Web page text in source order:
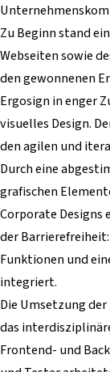
Zu Beginn stand
Webseiten sowie
den gewonnenen
Ergosign in enger
visuelles Design.
den agilen und
Durch eine
grafischen
Corporate Designs
der
Funktionen und
integriert.
Die Umsetzung
das
Frontend- und